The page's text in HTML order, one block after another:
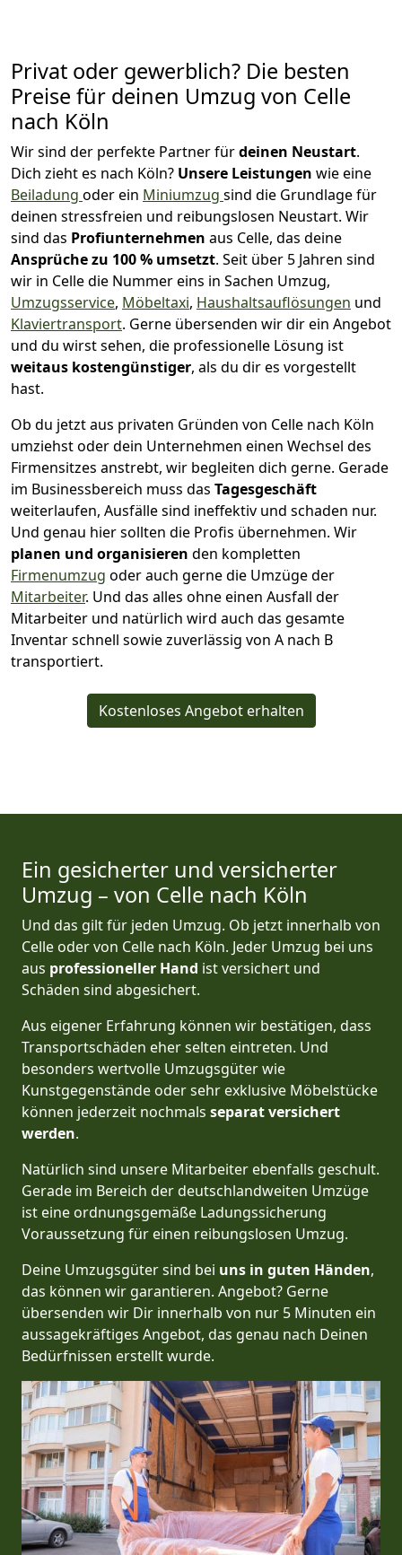
Privat oder gewerblich? Die besten
Preise für deinen Umzug von Celle
nach Köln
Wir sind der perfekte Partner fürdeinen Neustart.
Dich zieht es nach Köln? Unsere Leistungen wie eine
Beiladung oder ein Miniumzug sind die Grundlage für
deinen stressfreien und reibungslosen Neustart. Wir
sind das Profiunternehmen aus Celle, das deine
Ansprüche zu 100% umsetzt. Seit über 5 Jahren sind
wir in Celle die Nummer eins in Sachen Umzug,
Umzugsservice, Möbeltaxi, Haushaltsauflösungen und
Klaviertransport. Gerne übersenden wir dir ein Angebot
und du wirst sehen, die professionelle Lösung ist
weitaus kostengünstiger, als du dir es vorgestellt
hast.
Ob du jetzt aus privaten Gründen von Celle nach Köln
umziehst oder dein Unternehmen einen Wechsel des
Firmensitzes anstrebt, wir begleiten dich gerne. Gerade
im Businessbereich muss das Tagesgeschäft
weiterlaufen, Ausfälle sind ineffektiv und schaden nur.
Und genau hier sollten die Profis übernehmen. Wir
planen und organisieren den kompletten
Firmenumzug oder auch gerne die Umzüge der
Mitarbeiter. Und das alles ohne einen Ausfall der
Mitarbeiter und natürlich wird auch das gesamte
Inventar schnell sowie zuverlässig von A nach B
transportiert.
Kostenloses Angebot erhalten
Ein gesicherter und versicherter
Umzug – von Celle nach Köln
Und das gilt für jeden Umzug. Ob jetzt innerhalb von
Celle oder von Celle nach Köln. Jeder Umzug bei uns
aus professioneller Hand ist versichert und
Schäden sind abgesichert.
Aus eigener Erfahrung können wir bestätigen, dass
Transportschäden eher selten eintreten. Und
besonders wertvolle Umzugsgüter wie
Kunstgegenstände oder sehr exklusive Möbelstücke
können jederzeit nochmals separat versichert
werden.
Natürlich sind unsere Mitarbeiter ebenfalls geschult.
Gerade im Bereich der deutschlandweiten Umzüge
ist eine ordnungsgemäße Ladungssicherung
Voraussetzung für einen reibungslosen Umzug.
Deine Umzugsgüter sind bei uns in guten Händen,
das können wir garantieren. Angebot? Gerne
übersenden wir Dir innerhalb von nur 5 Minuten ein
aussagekräftiges Angebot, das genau nach Deinen
Bedürfnissen erstellt wurde.